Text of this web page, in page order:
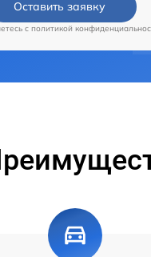
Оставить заявку
c политикой